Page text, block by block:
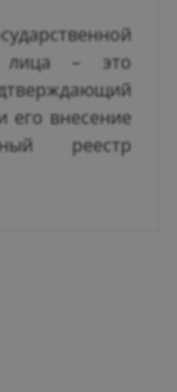
лица – это
его внесение
реестр